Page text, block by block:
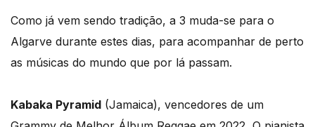
Como já vem sendo tradição, a 3 muda-se para o
Algarve durante estes dias, para acompanhar de perto
as músicas do mundo que por lá passam.
Kabaka Pyramid (Jamaica), vencedores de um